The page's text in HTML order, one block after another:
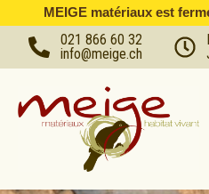
MEIGE matériaux est
021 866 60 32
info@meige.ch